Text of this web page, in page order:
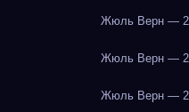
Жюль Верн —
Жюль Верн —
Жюль Верн —